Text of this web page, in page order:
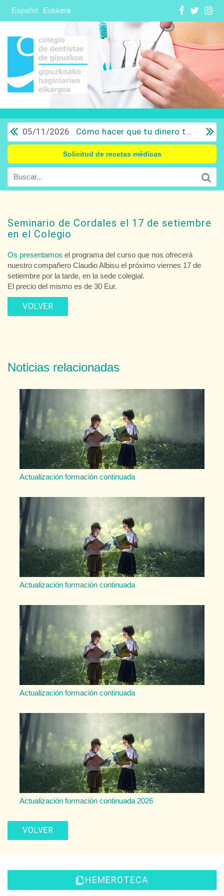
Español Euskera
05/11/2026 Cómo hacer que tu dinero trabaje para ti: Del ahorro a la inversión con sentido común.
Solicitud de recetas médicas
Seminario de Cordales el 17 de setiembre
en el Colegio
Os presentamos el programa del curso que nos ofrecerá
nuestro compañero Claudio Albisu el próximo viernes 17 de
setiembre por la tarde, en la sede colegial.
El precio del mismo es de 30 Eur.
VOLVER
Noticias relacionadas
Actualización formación continuada
Actualización formación continuada
Actualización formación continuada
Actualización formación continuada 2026
VOLVER
HEMEROTECA